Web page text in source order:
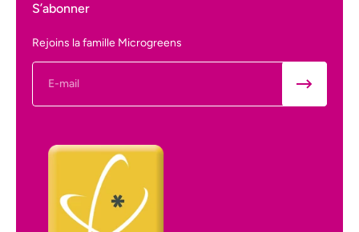
S’abonner
Rejoins la famille Microgreens